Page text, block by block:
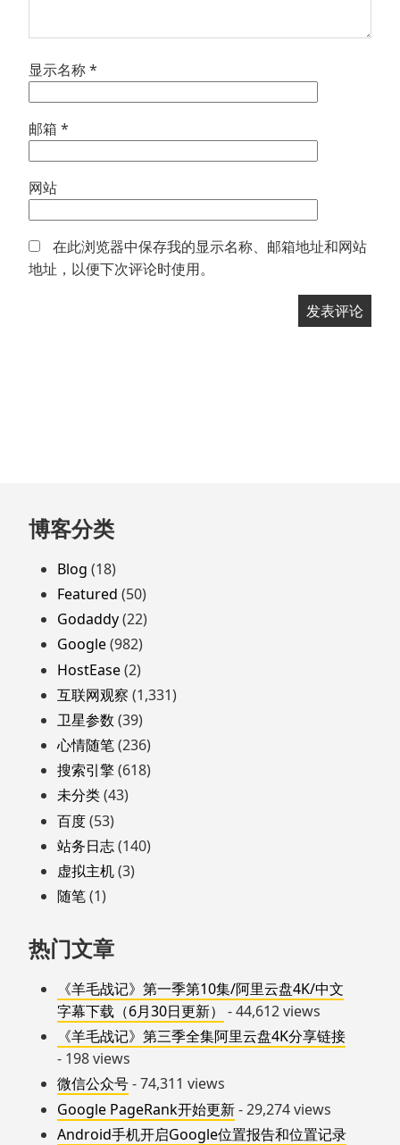
显示名称*
邮箱 *
网站
在此浏览器中保存我的显示名称、邮箱地址和网站
地址，以便下次评论时使用。
跳
至
页
脚
博客分类
Blog (18)
Featured (50)
Godaddy(22)
Google(982)
HostEase(2)
互联网观察 (1,331)
卫星参数 (39)
心情随笔(236)
搜索引擎(618)
未分类(43)
百度(53)
站务日志(140)
虚拟主机(3)
随笔(1)
热门文章
《羊毛战记》第一季第10集/阿里云盘4K/中文
字幕下载（6月30日更新）
- 44,612 views
《羊毛战记》第三季全集阿里云盘4K分享链接
- 198 views
微信公众号- 74,311 views
Google PageRank开始更新- 29,274 views
Android手机开启Google位置报告和位置记录